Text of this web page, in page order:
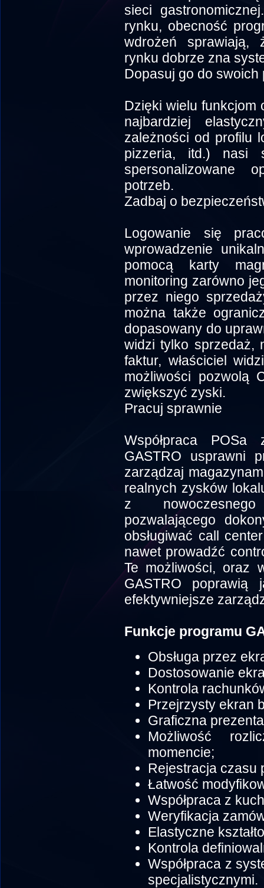
sieci
rynku, obecność
wdrożeń sprawiają,
rynku dobrze zna
Dopasuj go do swoich
Dzięki wielu funkcjom
najbardziej
zależności od profilu
pizzeria, itd.) nasi
spersonalizowane
potrzeb.
Zadbaj o
Logowanie się
wprowadzenie
pomocą karty
monitoring zarówno
przez niego
można także
dopasowany do
widzi tylko sprzedaż,
faktur, właściciel
możliwości pozwolą
zwiększyć zyski.
Pracuj sprawnie
Współpraca
GASTRO usprawni
zarządzaj
realnych zysków
z
pozwalającego
obsługiwać call
nawet prowadźć
Te możliwości, oraz
GASTRO poprawią
efektywniejsze
Funkcje programu
Obsługa przez
Dostosowanie
Kontrola
Przejrzysty ekran
Graficzna
Możliwość
momencie;
Rejestracja czasu
Łatwość
Współpraca z
Weryfikacja
Elastyczne
Kontrola
Współpraca z
specjalistycznymi.